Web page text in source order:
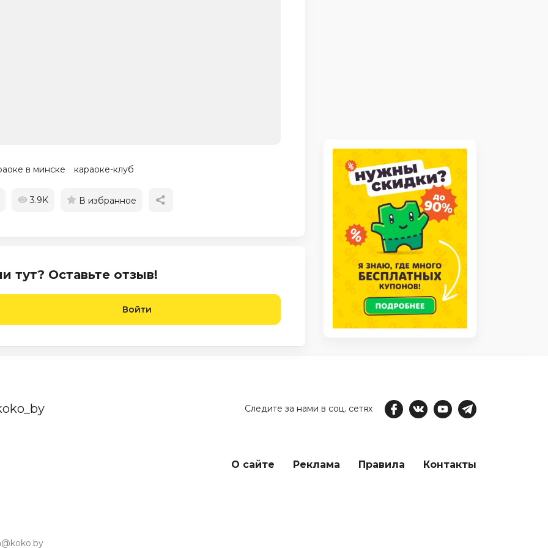
в минске караоке-клуб
3.9K В избранное
тут? Оставьте отзыв!
Войти
Следите за нами в соц. сетях
О сайте Реклама Правила Контакты